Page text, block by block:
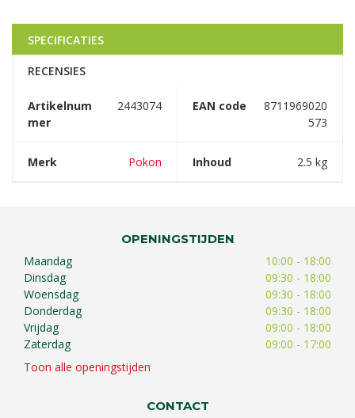
SPECIFICATIES
RECENSIES
Artikelnum
mer
2443074 EAN code
8711969020
573
Merk Pokon Inhoud 2.5 kg
OPENINGSTIJDEN
Maandag
10:00 - 18:00
Dinsdag
09:30 - 18:00
Woensdag
09:30 - 18:00
Donderdag
09:30 - 18:00
Vrijdag
09:00 - 18:00
Zaterdag
09:00 - 17:00
Toon alle openingstijden
CONTACT